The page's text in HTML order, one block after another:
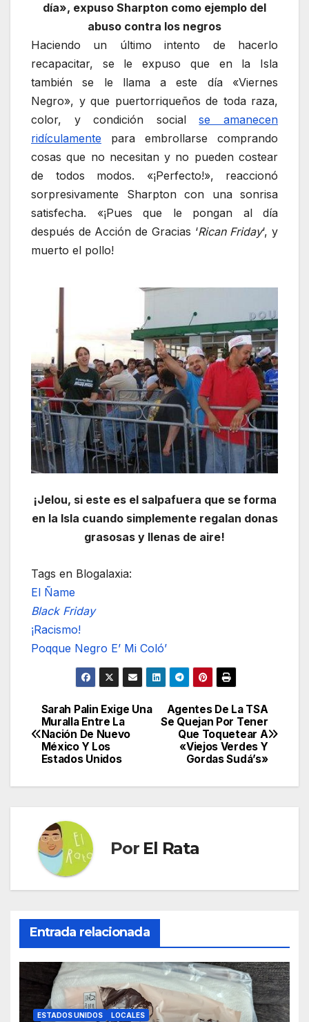
día», expuso Sharpton como ejemplo del
abuso contra los negros
Haciendo un último intento de hacerlo
recapacitar, se le expuso que en la Isla
también se le llama a este día «Viernes
Negro», y que puertorriqueños de toda raza,
color, y condición socialse amanecen
ridículamente para embrollarse comprando
cosas que no necesitan y no pueden costear
de todos modos. «¡Perfecto!», reaccionó
sorpresivamente Sharpton con una sonrisa
satisfecha. «¡Pues que le pongan al día
después de Acción de Gracias ‘Rican Friday‘, y
muerto el pollo!
¡Jelou, si este es el salpafuera que se forma
en la Isla cuando simplemente regalan donas
grasosas y llenas de aire!
Tags en Blogalaxia:
El Ñame
Black Friday
¡Racismo!
Poqque Negro E’ Mi Coló’
Navegación
de
Agentes De La TSA
Se Quejan Por Tener
Que Toquetear A
«Viejos Verdes Y
Gordas Sudá’s»
Sarah Palin Exige Una
Muralla Entre La
Nación De Nuevo
México Y Los
Estados Unidos
Por El Rata
Entrada relacionada
ESTADOS UNIDOS LOCALES